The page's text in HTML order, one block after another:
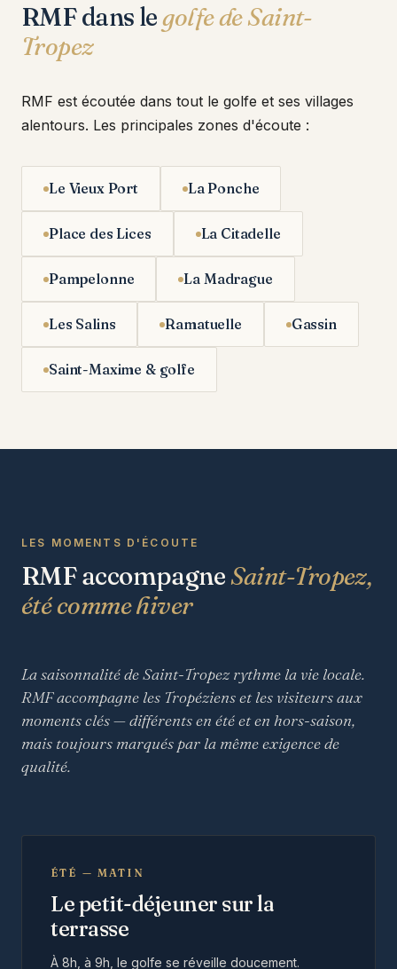
RMF dans legolfe de Saint-
Tropez
RMF est écoutée dans tout le golfe et ses villages
alentours. Les principales zones d'écoute :
Le Vieux Port La Ponche
Place des Lices La Citadelle
Pampelonne La Madrague
Les Salins Ramatuelle Gassin
Saint-Maxime & golfe
LES MOMENTS D'ÉCOUTE
RMF accompagne Saint-Tropez,
été comme hiver
La saisonnalité de Saint-Tropez rythme la vie locale.
RMF accompagne les Tropéziens et les visiteurs aux
moments clés — différents en été et en hors-saison,
mais toujours marqués par la même exigence de
qualité.
ÉTÉ — MATIN
Le petit-déjeuner sur la
terrasse
À 8h, à 9h, le golfe se réveille doucement.